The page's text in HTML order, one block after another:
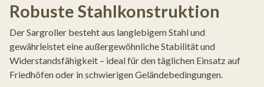
Robuste Stahlkonstruktion
Der Sargroller besteht aus langlebigem Stahl und
gewährleistet eine außergewöhnliche Stabilität und
Widerstandsfähigkeit – ideal für den täglichen Einsatz auf
Friedhöfen oder in schwierigen Geländebedingungen.